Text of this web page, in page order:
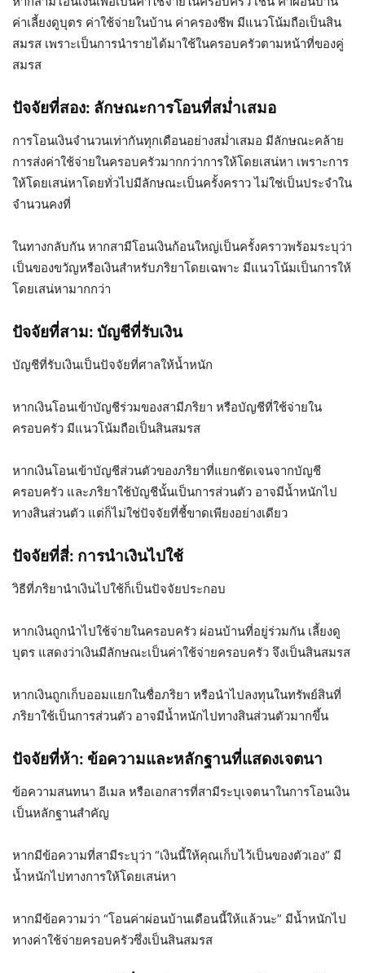
ค่าเลี้ยงดูบุตร ค่าใช้จ่ายในบ้าน ค่าครองชีพ มีแนวโน้มถือเป็นสิน
สมรส เพราะเป็นการนำรายได้มาใช้ในครอบครัวตามหน้าที่ของคู่
สมรส
ปัจจัยที่สอง: ลักษณะการโอนที่สม่ำเสมอ
การโอนเงินจำนวนเท่ากันทุกเดือนอย่างสม่ำเสมอ มีลักษณะคล้าย
การส่งค่าใช้จ่ายในครอบครัวมากกว่าการให้โดยเสน่หา เพราะการ
ให้โดยเสน่หาโดยทั่วไปมีลักษณะเป็นครั้งคราว ไม่ใช่เป็นประจำใน
จำนวนคงที่
ในทางกลับกัน หากสามีโอนเงินก้อนใหญ่เป็นครั้งคราวพร้อมระบุว่า
เป็นของขวัญหรือเงินสำหรับภริยาโดยเฉพาะ มีแนวโน้มเป็นการให้
โดยเสน่หามากกว่า
ปัจจัยที่สาม: บัญชีที่รับเงิน
บัญชีที่รับเงินเป็นปัจจัยที่ศาลให้น้ำหนัก
หากเงินโอนเข้าบัญชีร่วมของสามีภริยา หรือบัญชีที่ใช้จ่ายใน
ครอบครัว มีแนวโน้มถือเป็นสินสมรส
หากเงินโอนเข้าบัญชีส่วนตัวของภริยาที่แยกชัดเจนจากบัญชี
ครอบครัว และภริยาใช้บัญชีนั้นเป็นการส่วนตัว อาจมีน้ำหนักไป
ทางสินส่วนตัว แต่ก็ไม่ใช่ปัจจัยที่ชี้ขาดเพียงอย่างเดียว
ปัจจัยที่สี่: การนำเงินไปใช้
วิธีที่ภริยานำเงินไปใช้ก็เป็นปัจจัยประกอบ
หากเงินถูกนำไปใช้จ่ายในครอบครัว ผ่อนบ้านที่อยู่ร่วมกัน เลี้ยงดู
บุตร แสดงว่าเงินมีลักษณะเป็นค่าใช้จ่ายครอบครัว จึงเป็นสินสมรส
หากเงินถูกเก็บออมแยกในชื่อภริยา หรือนำไปลงทุนในทรัพย์สินที่
ภริยาใช้เป็นการส่วนตัว อาจมีน้ำหนักไปทางสินส่วนตัวมากขึ้น
ปัจจัยที่ห้า: ข้อความและหลักฐานที่แสดงเจตนา
ข้อความสนทนา อีเมล หรือเอกสารที่สามีระบุเจตนาในการโอนเงิน
เป็นหลักฐานสำคัญ
หากมีข้อความที่สามีระบุว่า “เงินนี้ให้คุณเก็บไว้เป็นของตัวเอง” มี
น้ำหนักไปทางการให้โดยเสน่หา
หากมีข้อความว่า “โอนค่าผ่อนบ้านเดือนนี้ให้แล้วนะ” มีน้ำหนักไป
ทางค่าใช้จ่ายครอบครัวซึ่งเป็นสินสมรส